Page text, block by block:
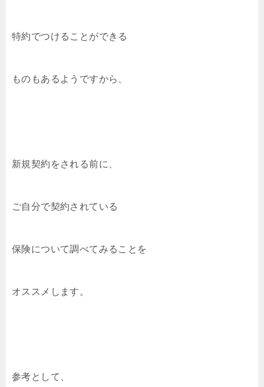
特約でつけることができる
ものもあるようですから、
新規契約をされる前に、
ご自分で契約されている
保険について調べてみることを
オススメします。
参考として、